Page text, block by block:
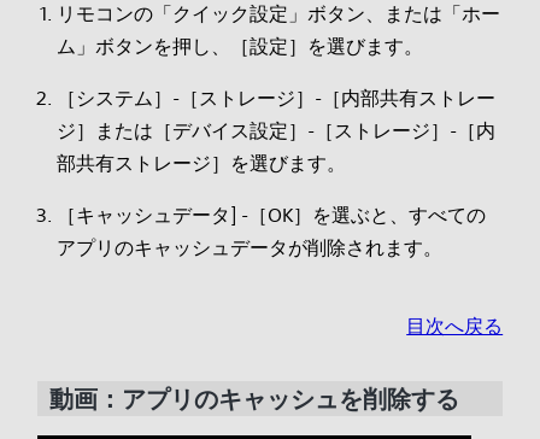
リモコンの「クイック設定」ボタン、または「ホー
ム」ボタンを押し、［設定］を選びます。
［システム］-［ストレージ］-［内部共有ストレー
ジ］または［デバイス設定］-［ストレージ］-［内
部共有ストレージ］を選びます。
［キャッシュデータ] -［OK］を選ぶと、すべての
アプリのキャッシュデータが削除されます。
目次へ戻る
動画：アプリのキャッシュを削除する